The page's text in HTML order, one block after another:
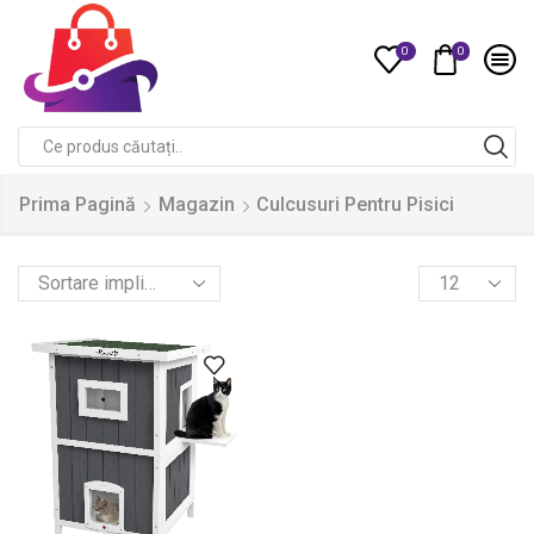
0 0
Prima Pagină Magazin Culcusuri Pentru Pisici
Products
per